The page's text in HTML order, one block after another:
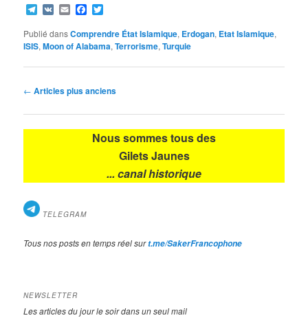
Telegram
VK EmailFacebook
Publié dansComprendre État Islamique, Erdogan, Etat Islamique,
ISIS,Moon of Alabama,Terrorisme,Turquie
Navigation
articles
← Articles plus anciens
Nous sommes tous des
Gilets Jaunes
... canal historique
TELEGRAM
Tous nos posts en temps réel surt.me/SakerFrancophone
NEWSLETTER
Les articles du jour le soir dans un seul mail